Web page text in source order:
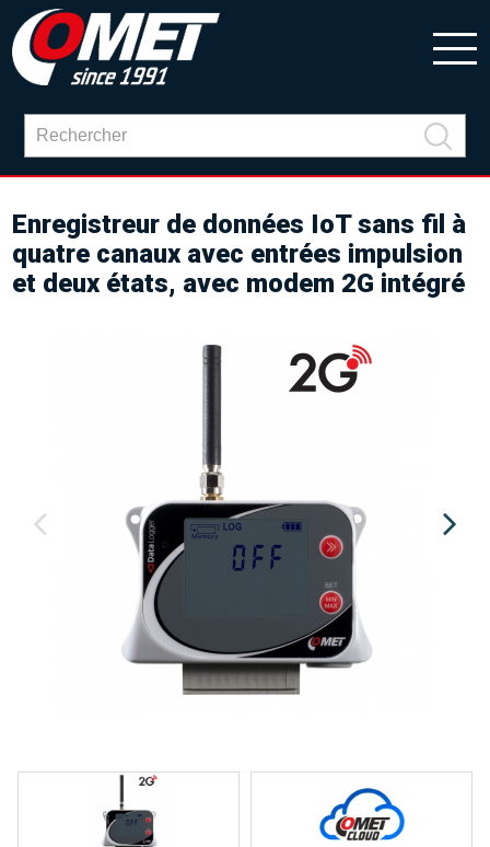
Enregistreur de données IoT sans fil à
quatre canaux avec entrées impulsion
et deux états, avec modem 2G intégré